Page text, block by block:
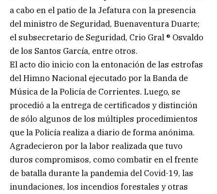
a cabo en el patio de la Jefatura con la presencia
del ministro de Seguridad, Buenaventura Duarte;
el subsecretario de Seguridad, Crio Gral ® Osvaldo
de los Santos García, entre otros.
El acto dio inicio con la entonación de las estrofas
del Himno Nacional ejecutado por la Banda de
Música de la Policía de Corrientes. Luego, se
procedió a la entrega de certificados y distinción
de sólo algunos de los múltiples procedimientos
que la Policía realiza a diario de forma anónima.
Agradecieron por la labor realizada que tuvo
duros compromisos, como combatir en el frente
de batalla durante la pandemia del Covid-19, las
inundaciones, los incendios forestales y otras